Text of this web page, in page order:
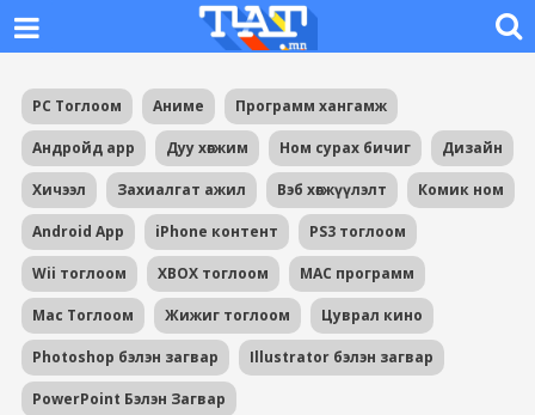
PC Тоглоом Аниме Программ хангамж
Андройд app Дуу хөгжим Ном сурах бичиг Дизайн
Хичээл Захиалгат ажил Вэб хөгжүүлэлт Комик ном
Android App iPhone контент PS3 тоглоом
Wii тоглоом XBOX тоглоом MAC программ
Mac Тоглоом Жижиг тоглоом Цуврал кино
Photoshop бэлэн загвар Illustrator бэлэн загвар
PowerPoint Бэлэн Загвар